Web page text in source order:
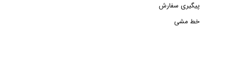
پیگیری سفارش
خط مشی